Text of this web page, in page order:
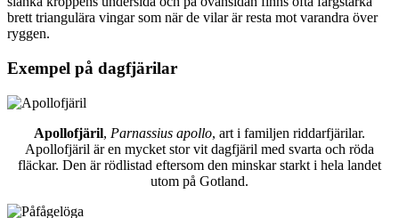
brett triangulära vingar som när de vilar är resta mot varandra över
ryggen.
Exempel på dagfjärilar
Apollofjäril, Parnassius apollo, art i familjen riddarfjärilar.
Apollofjäril är en mycket stor vit dagfjäril med svarta och röda
fläckar. Den är rödlistad eftersom den minskar starkt i hela landet
utom på Gotland.